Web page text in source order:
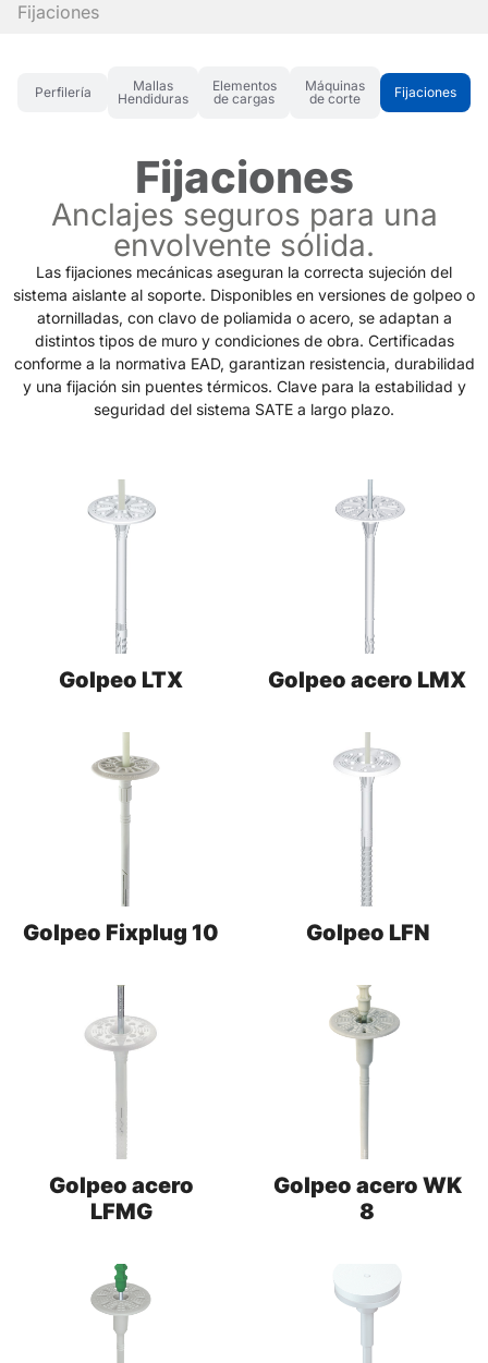
Fijaciones
Perfilería
Mallas
Hendiduras
Elementos
de cargas
Máquinas
de corte
Fijaciones
Fijaciones
Anclajes seguros para una
envolvente sólida.
Las fijaciones mecánicas aseguran la correcta sujeción del
sistema aislante al soporte. Disponibles en versiones de golpeo o
atornilladas, con clavo de poliamida o acero, se adaptan a
distintos tipos de muro y condiciones de obra. Certificadas
conforme a la normativa EAD, garantizan resistencia, durabilidad
y una fijación sin puentes térmicos. Clave para la estabilidad y
seguridad del sistema SATE a largo plazo.
Golpeo LTX Golpeo acero LMX
Golpeo Fixplug 10 Golpeo LFN
Golpeo acero
LFMG
Golpeo acero WK
8